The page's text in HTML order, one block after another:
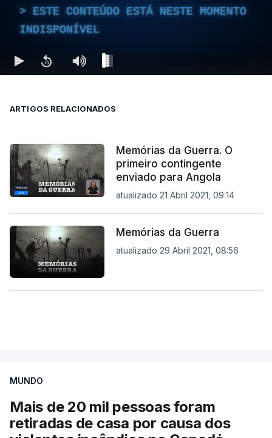
ESTE CONTEÚDO ESTÁ NESTE MOMENTO
INDISPONÍVEL
ARTIGOS RELACIONADOS
Memórias da Guerra. O
primeiro contingente
enviado para Angola
atualizado 21 Abril 2021, 09:14
Memórias da Guerra
atualizado 29 Abril 2021, 08:56
MUNDO
Mais de 20 mil pessoas foram
retiradas de casa por causa dos